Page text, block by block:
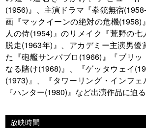
(1956)』、主演ドラマ『拳銃無宿
画『マックイーンの絶対の危機(1958)
人の侍(1954)』のリメイク『荒野の
脱走(1963年)』、アカデミー主演男優
た『砲艦サンパブロ(1966)』『ブリ
なる賭け(1968)』、『ゲッタウェイ
(1973)』、『タワーリング・インフ
『ハンター(1980)』など出演作品に迫る
放映時間